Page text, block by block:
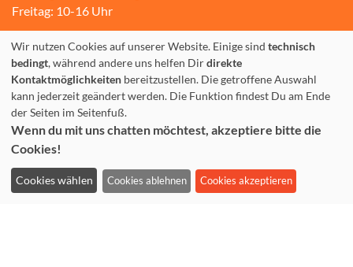
Freitag: 10-16 Uhr
Impressum Datenschutzerklärung
Anmeldung widerrufen
Wir nutzen Cookies auf unserer Website. Einige sind technisch
bedingt, während andere uns helfen Dirdirekte
Kontaktmöglichkeiten bereitzustellen. Die getroffene Auswahl
kann jederzeit geändert werden. Die Funktion findest Du am Ende
der Seiten im Seitenfuß.
Wenn du mit uns chatten möchtest, akzeptiere bitte die
Cookies!
Cookies wählen Cookies ablehnen Cookies akzeptieren